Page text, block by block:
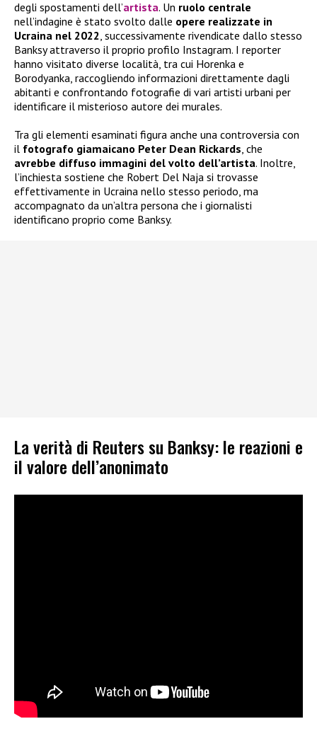
degli spostamenti dell’artista. Un ruolo centrale
nell’indagine è stato svolto dalle opere realizzate in
Ucraina nel 2022, successivamente rivendicate dallo stesso
Banksy attraverso il proprio profilo Instagram. I reporter
hanno visitato diverse località, tra cui Horenka e
Borodyanka, raccogliendo informazioni direttamente dagli
abitanti e confrontando fotografie di vari artisti urbani per
identificare il misterioso autore dei murales.
Tra gli elementi esaminati figura anche una controversia con
il fotografo giamaicano Peter Dean Rickards, che
avrebbe diffuso immagini del volto dell’artista. Inoltre,
l’inchiesta sostiene che Robert Del Naja si trovasse
effettivamente in Ucraina nello stesso periodo, ma
accompagnato da un’altra persona che i giornalisti
identificano proprio come Banksy.
La verità di Reuters su Banksy: le reazioni e
il valore dell’anonimato